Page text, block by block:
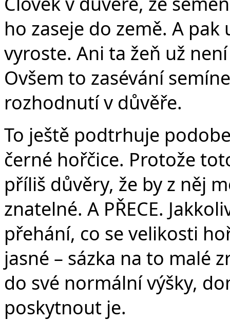
ho zaseje do země. A
vyroste. Ani ta žeň už
Ovšem to zasévání
rozhodnutí v důvěře.
To ještě podtrhuje
černé hořčice. Protože
příliš důvěry, že by z něj
znatelné. A PŘECE.
přehání, co se velikosti
jasné – sázka na to malé
do své normální výšky,
poskytnout je.